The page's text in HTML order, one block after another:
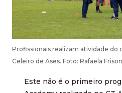
Profissionais realizam atividade do
Celeiro de Ases. Foto: Rafaela
Este não é o primeiro